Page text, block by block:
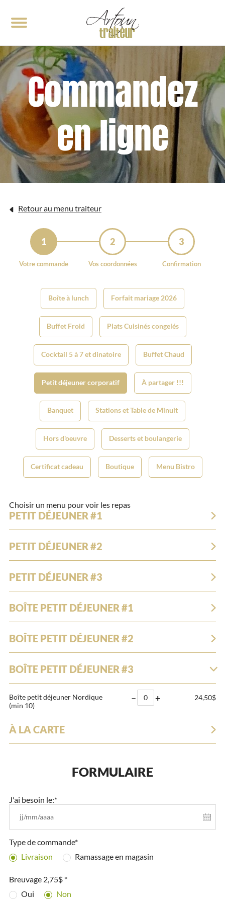
< RETOUR
Notre cuisine
Galerie
< RETOUR
Événements traiteur
Demande de soumission
Commandez
en ligne
Retour au menu traiteur
1
Votre commande
2
Vos coordonnées
3
Confirmation
Boîte à lunch Forfait mariage 2026
Buffet Froid Plats Cuisinés congelés
Cocktail 5 à 7 et dinatoire Buffet Chaud
Petit déjeuner corporatif À partager !!!
Banquet Stations et Table de Minuit
Hors d'oeuvre Desserts et boulangerie
Certificat cadeau Boutique Menu Bistro
Choisir un menu pour voir les repas
PETIT DÉJEUNER #1
PETIT DÉJEUNER #2
PETIT DÉJEUNER #3
BOÎTE PETIT DÉJEUNER #1
BOÎTE PETIT DÉJEUNER #2
BOÎTE PETIT DÉJEUNER #3
Boîte petit déjeuner Nordique
(min 10)
– + 24,50$
À LA CARTE
FORMULAIRE
J'ai besoin le:*
Type de commande*
Livraison
Ramassage en magasin
Breuvage 2,75$ *
Oui
Non